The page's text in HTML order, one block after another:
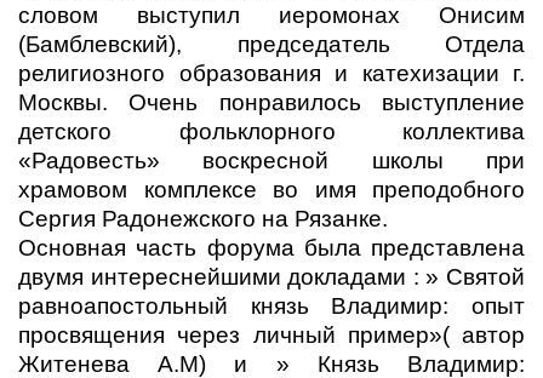
словом выступил иеромонах Онисим
(Бамблевский), председатель Отдела
религиозного образования и катехизации г.
Москвы. Очень понравилось выступление
детского фольклорного коллектива
«Радовесть» воскресной школы при
храмовом комплексе во имя преподобного
Сергия Радонежского на Рязанке.
Основная часть форума была представлена
двумя интереснейшими докладами : » Святой
равноапостольный князь Владимир: опыт
просвящения через личный пример»( автор
Житенева А.М) и » Князь Владимир: